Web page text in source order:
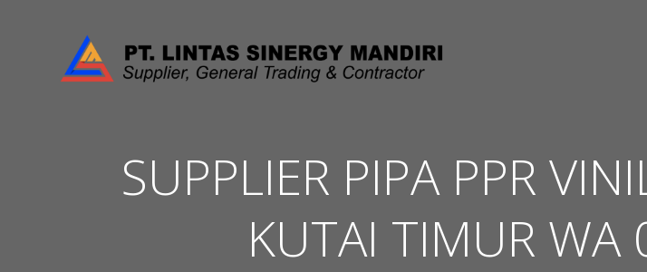
SUPPLIER PIPA PPR
KUTAI TIMUR